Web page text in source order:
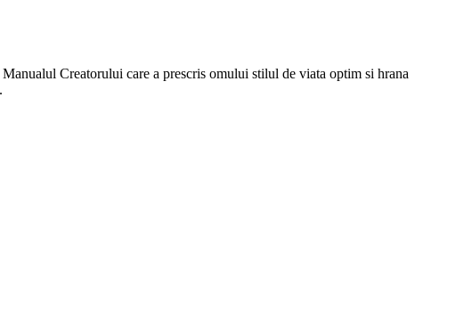
Creatorului care a prescris omului stilul de viata optim si hrana